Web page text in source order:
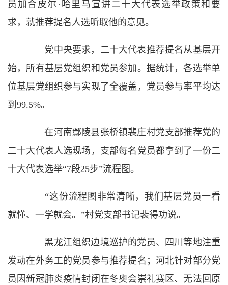
员加合皮尔·哈里马宣讲二十大代表选举政策和要
求，就推荐提名人选听取他的意见。
党中央要求，二十大代表推荐提名从基层开
始，所有基层党组织和党员参加。据统计，各选举单
位基层党组织参与实现了全覆盖，党员参与率平均达
到99.5%。
在河南鄢陵县张桥镇裴庄村党支部推荐党的
二十大代表人选现场，支部每名党员都拿到了一份二
十大代表选举“7段25步”流程图。
“这份流程图非常清晰，我们基层党员一看
就懂、一学就会。”村党支部书记裴得功说。
黑龙江组织边境巡护的党员、四川等地注重
发动在外务工的党员参与推荐提名；河北针对部分党
员因新冠肺炎疫情封闭在冬奥会崇礼赛区、无法回原